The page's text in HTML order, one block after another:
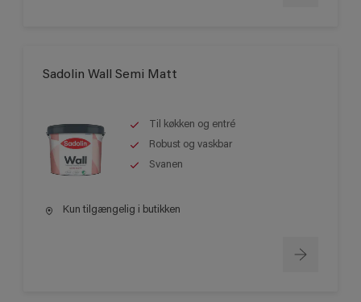
Sadolin Wall Semi Matt
Til køkken og entré
Robust og vaskbar
Svanen
Kun tilgængelig i butikken